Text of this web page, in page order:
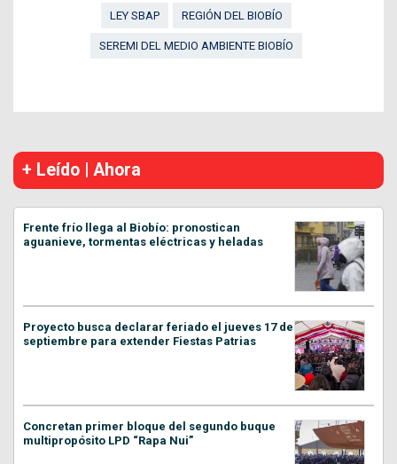
LEY SBAP
REGIÓN DEL BIOBÍO
SEREMI DEL MEDIO AMBIENTE BIOBÍO
+ Leído | Ahora
Frente frío llega al Biobío: pronostican
aguanieve, tormentas eléctricas y heladas
Proyecto busca declarar feriado el jueves 17 de
septiembre para extender Fiestas Patrias
Concretan primer bloque del segundo buque
multipropósito LPD “Rapa Nui”